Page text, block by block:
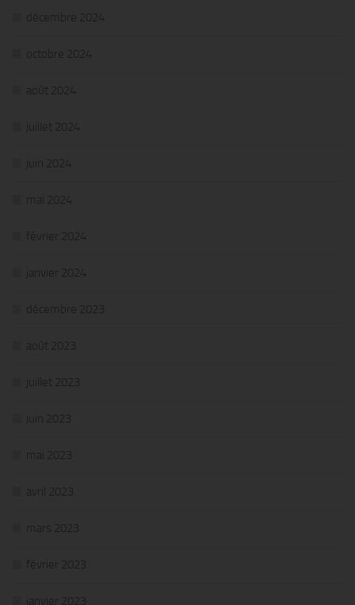
décembre 2024
octobre 2024
août 2024
juillet 2024
juin 2024
mai 2024
février 2024
janvier 2024
décembre 2023
août 2023
juillet 2023
juin 2023
mai 2023
avril 2023
mars 2023
février 2023
janvier 2023